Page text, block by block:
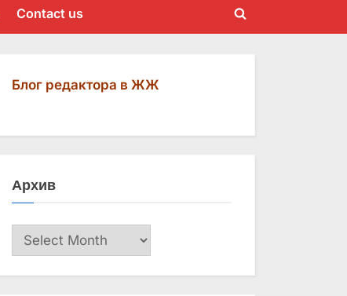
Contact us
Toggle
Блог редактора в ЖЖ
Архив
Архив